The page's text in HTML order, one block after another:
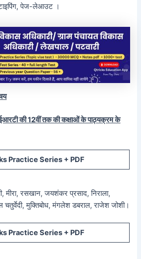
टाइपिंग, पेज-लेआउट ।
की 12वीं तक की कक्षाओं के पाठ्यक्रम के
Practice Series + PDF
मीरा, रसखान, जयशंकर प्रसाद, निराला,
मुक्तिबोध, मंगलेश डबराल, राजेश जोशी।
Practice Series + PDF